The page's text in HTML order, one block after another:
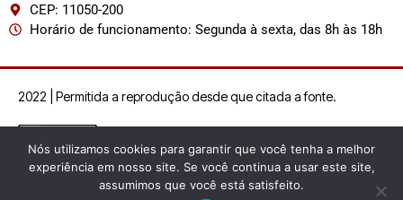
CEP: 11050-200
Horário de funcionamento: Segunda à sexta, das 8h às 18h
2022 | Permitida a reprodução desde que citada a fonte.
Nós utilizamos cookies para garantir que você tenha a melhor
experiência em nosso site. Se você continua a usar este site,
assumimos que você está satisfeito.